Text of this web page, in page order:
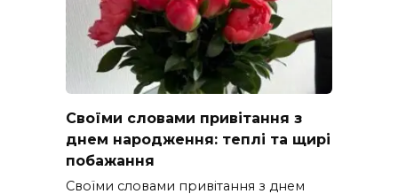
Своїми словами привітання з
днем народження: теплі та щирі
побажання
Своїми словами привітання з днем